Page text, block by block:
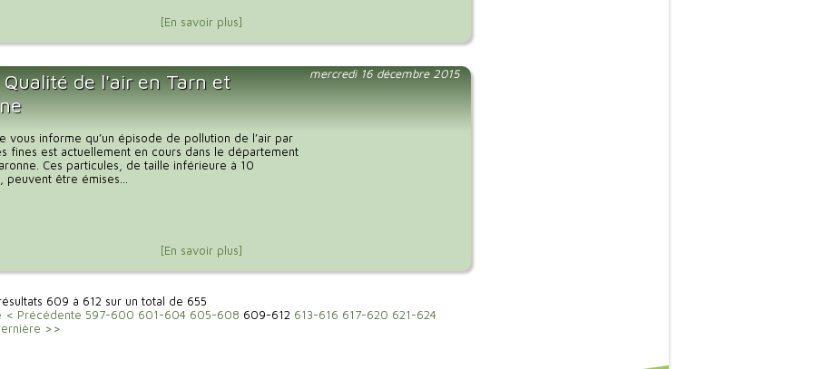
[En savoir plus]
mercredi 16 décembre 2015
de l'air en Tarn et
vous informe qu’un épisode de pollution de l’air par
fines est actuellement en cours dans le département
Ces particules, de taille inférieure à 10
peuvent être émises...
[En savoir plus]
609 à 612 sur un total de 655
< Précédente 597-600 601-604 605-608 609-612 613-616 617-620 621-624
>>